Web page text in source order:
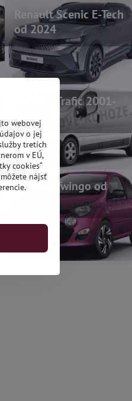
Renault Scenic E-Tech
od 2024
Renault Trafic 2001-
Renault Twingo od
webovej
o jej
tretích
v EÚ,
cookies“
nájsť